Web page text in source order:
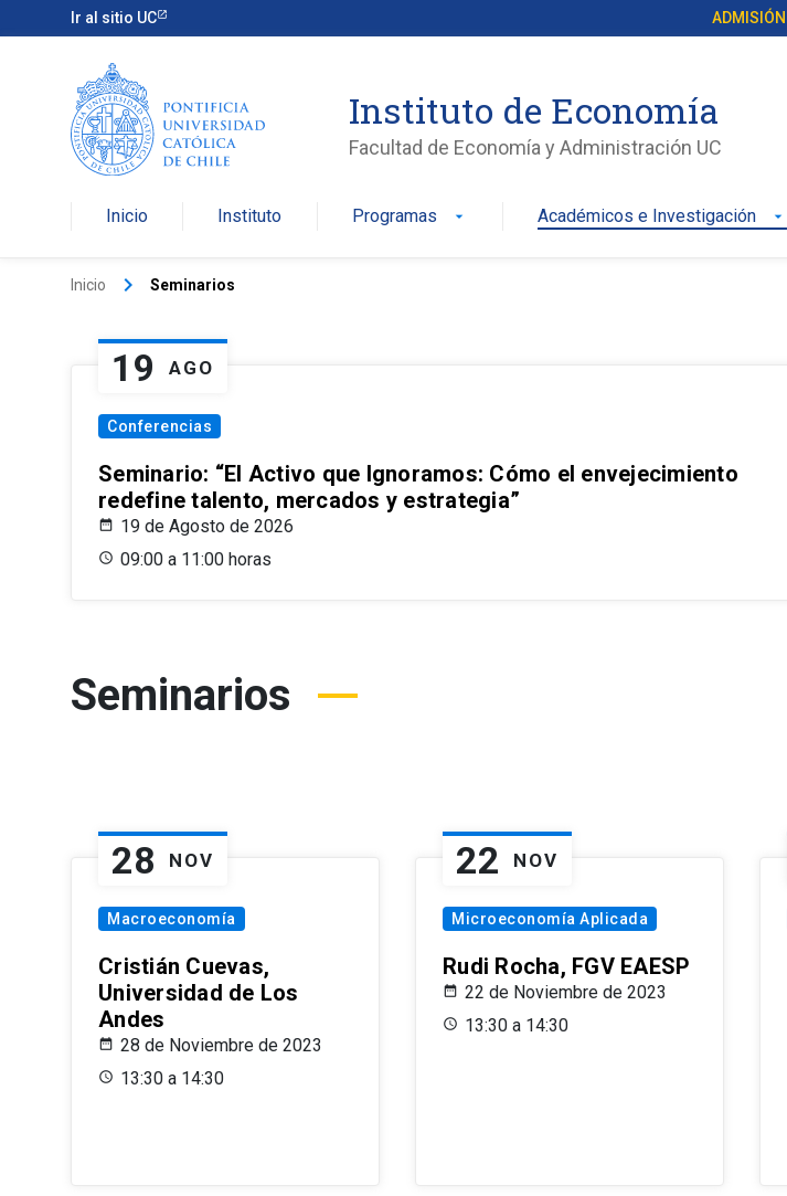
Ir al sitio UC ADMISIÓN
Instituto de Economía
Facultad de Economía y Administración UC
Inicio Instituto Programas arrow_drop_down Académicos e Investigación arrow_drop_down
Inicio keyboard_arrow_right Seminarios
19 AGO
Conferencias
Seminario: “El Activo que Ignoramos: Cómo el envejecimiento
redefine talento, mercados y estrategia”
19 de Agosto de 2026
09:00 a 11:00 horas
Seminarios
28 NOV
Macroeconomía
Cristián Cuevas,
Universidad de Los
Andes
28 de Noviembre de 2023
13:30 a 14:30
22 NOV
Microeconomía Aplicada
Rudi Rocha, FGV EAESP
22 de Noviembre de 2023
13:30 a 14:30